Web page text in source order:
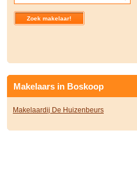
Makelaars in Boskoop
Makelaardij De Huizenbeurs